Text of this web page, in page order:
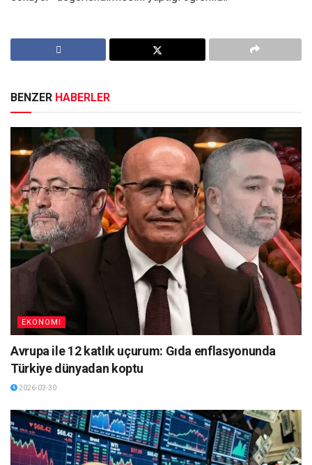
BENZER HABERLER
EKONOMI
Avrupa ile 12 katlık uçurum: Gıda enflasyonunda
Türkiye dünyadan koptu
2026-03-30